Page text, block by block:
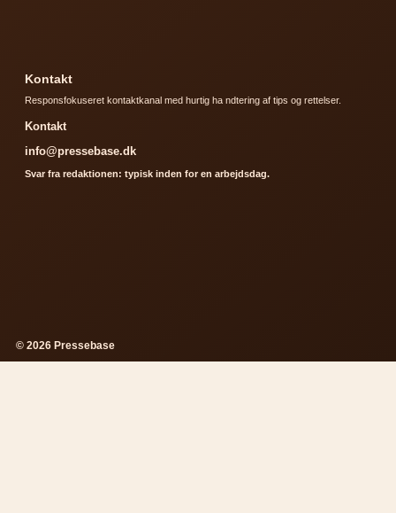
Kontakt
Responsfokuseret kontaktkanal med hurtig ha ndtering af tips og rettelser.
Kontakt
info@pressebase.dk
Svar fra redaktionen: typisk inden for en arbejdsdag.
© 2026 Pressebase